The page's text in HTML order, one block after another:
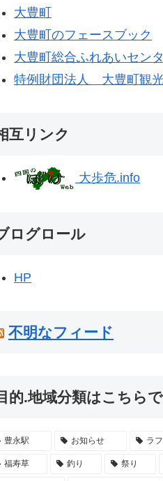
大豊町
大豊町のフェースブック
大豊町総合ふれあいセン
特例財団法人 大豊町観
互リンク
大歩危.info
ログロール
HP
不明なフィード
的.地域分類はこちらで
豊永駅 お知らせ ラ
福寿草 釣り 祭り